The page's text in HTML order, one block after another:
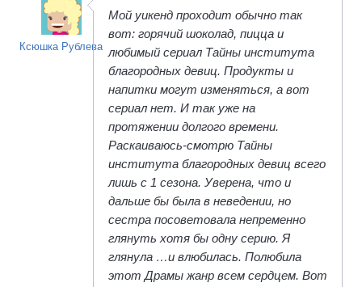
Ксюшка Рублева
Мой уикенд проходит обычно так
вот: горячий шоколад, пицца и
любимый сериал Тайны института
благородных девиц. Продукты и
напитки могут изменяться, а вот
сериал нет. И так уже на
протяжении долгого времени.
Раскаиваюсь-смотрю Тайны
института благородных девиц всего
лишь с 1 сезона. Уверена, что и
дальше бы была в неведении, но
сестра посоветовала непременно
глянуть хотя бы одну серию. Я
глянула …и влюбилась. Полюбила
этот Драмы жанр всем сердцем. Вот